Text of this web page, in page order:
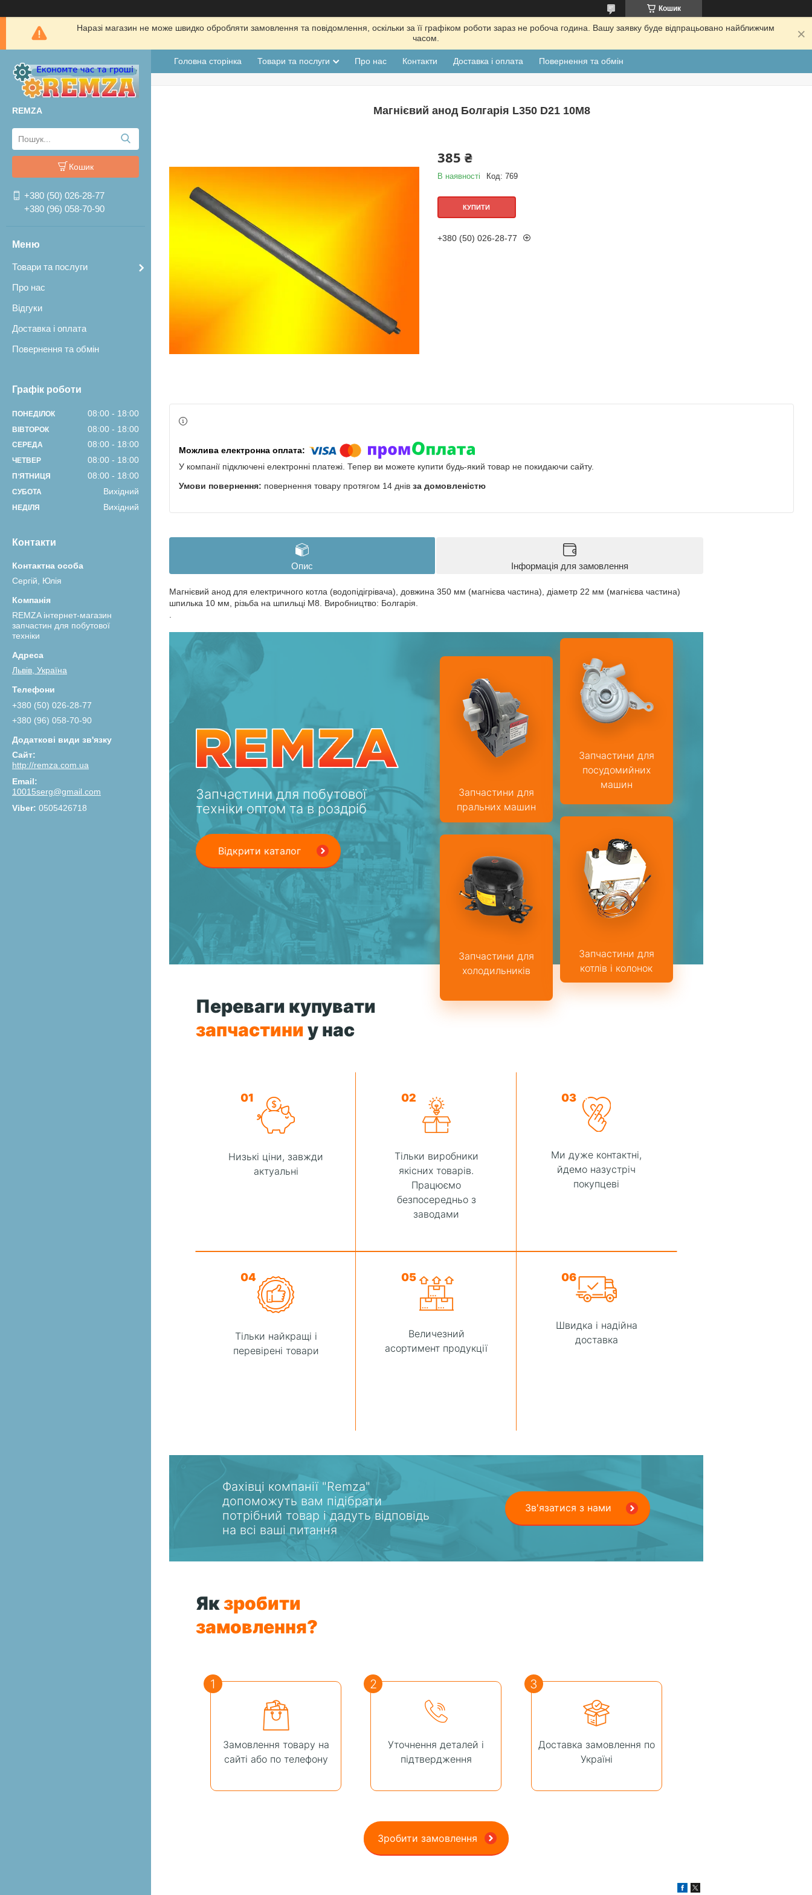
Кошик
Наразі магазин не може швидко обробляти замовлення та повідомлення, оскільки за її графіком роботи зараз не робоча година. Вашу заявку буде відпрацьовано найближчим
часом.
REMZA
Кошик
+380 (50) 026-28-77
+380 (96) 058-70-90
Товари та послуги
Про нас
Відгуки
Доставка і оплата
Повернення та обмін
Графік роботи
ПОНЕДІЛОК 08:00 18:00
ВІВТОРОК 08:00 18:00
СЕРЕДА 08:00 18:00
ЧЕТВЕР 08:00 18:00
ПʼЯТНИЦЯ 08:00 18:00
СУБОТА Вихідний
НЕДІЛЯ Вихідний
Контакти
Сергій, Юлія
REMZA інтернет-магазин
запчастин для побутової
техніки
Львів, Україна
+380 (50) 026-28-77
+380 (96) 058-70-90
http://remza.com.ua
10015serg@gmail.com
0505426718
Головна сторінка Товари та послуги Про нас Контакти Доставка і оплата Повернення та обмін
Магнієвий анод Болгарія L350 D21 10M8
385 ₴
В наявності Код: 769
КУПИТИ
+380 (50) 026-28-77
У компанії підключені електронні платежі. Тепер ви можете купити будь-який товар не покидаючи сайту.
повернення товару протягом 14 днів за домовленістю
Опис Інформація для замовлення
Магнієвий анод для електричного котла (водопідігрівача), довжина 350 мм (магнієва частина), діаметр 22 мм (магнієва частина)
шпилька 10 мм, різьба на шпильці М8. Виробництво: Болгарія.
Запчастини для побутової
техніки оптом та в роздріб
Відкрити каталог
Запчастини для
пральних машин
Запчастини для
посудомийних
машин
Запчастини для
холодильників
Запчастини для
котлів і колонок
Переваги купувати
запчастиниу нас
01
Низькі ціни, завжди
актуальні
02
Тільки виробники
якісних товарів.
Працюємо
безпосередньо з
заводами
03
Ми дуже контактні,
йдемо назустріч
покупцеві
04
Тільки найкращі і
перевірені товари
05
Величезний
асортимент продукції
06
Швидка і надійна
доставка
Фахівці компанії "Remza"
допоможуть вам підібрати
потрібний товар і дадуть відповідь
на всі ваші питання
Зв'язатися з нами
Якзробити
замовлення?
1
Замовлення товару на
сайті або по телефону
2
Уточнення деталей і
підтвердження
3
Доставка замовлення по
Україні
Зробити замовлення